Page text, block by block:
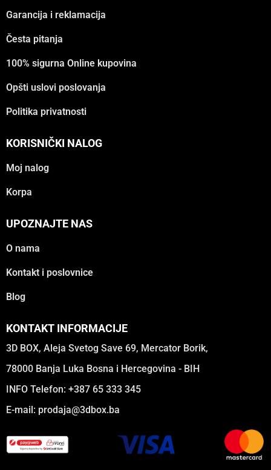
Garancija i reklamacija
Česta pitanja
100% sigurna Online kupovina
Opšti uslovi poslovanja
Politika privatnosti
KORISNIČKI NALOG
Moj nalog
Korpa
UPOZNAJTE NAS
O nama
Kontakt i poslovnice
Blog
KONTAKT INFORMACIJE
3D BOX, Aleja Svetog Save 69, Mercator Borik,
78000 Banja Luka Bosna i Hercegovina - BIH
INFO Telefon: +387 65 333 345
E-mail: prodaja@3dbox.ba